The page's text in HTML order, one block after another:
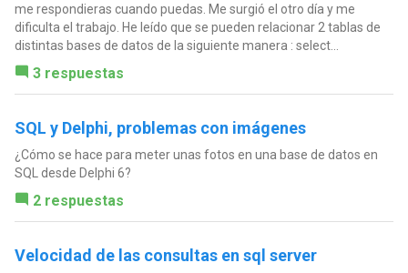
me respondieras cuando puedas. Me surgió el otro día y me
dificulta el trabajo. He leído que se pueden relacionar 2 tablas de
distintas bases de datos de la siguiente manera : select...
3 respuestas
SQL y Delphi, problemas con imágenes
¿Cómo se hace para meter unas fotos en una base de datos en
SQL desde Delphi 6?
2 respuestas
Velocidad de las consultas en sql server